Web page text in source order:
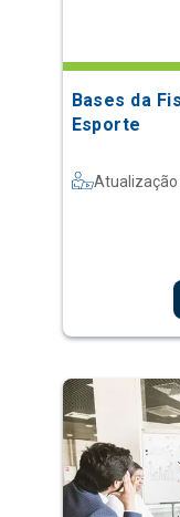
Bases da
Esporte
Atualização